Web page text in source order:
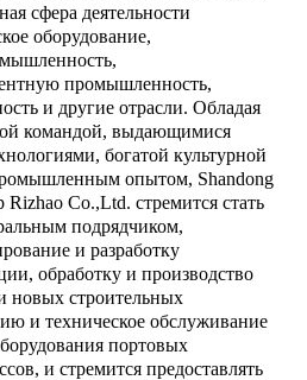
сфера деятельности
оборудование,
промышленность,
и другие отрасли. Обладая
командой, выдающимися
богатой культурной
опытом, Shandong
Rizhao Co.,Ltd. стремится стать
подрядчиком,
и разработку
обработку и производство
новых строительных
и техническое обслуживание
портовых
и стремится предоставлять